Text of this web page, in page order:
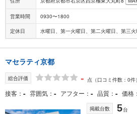
営業時間 0930〜1800
定休日 水曜日、第一火曜日、第二火曜日、第三火
マセラティ京都
総合評価 - 点 （口コミ件数：0件）
接客 - 雰囲気 - アフター - 品質 - 価格
掲載台数 5台